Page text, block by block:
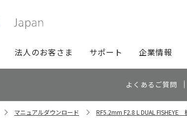
法人のお客さま サポート 企業情報
よくあるご質問
マニュアルダウンロード RF5.2mm F2.8 L DUAL FISHEYE